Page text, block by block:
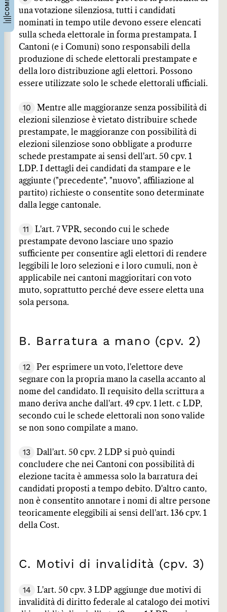
una votazione silenziosa, tutti i candidati
nominati in tempo utile devono essere elencati
sulla scheda elettorale in forma prestampata. I
Cantoni (e i Comuni) sono responsabili della
produzione di schede elettorali prestampate e
della loro distribuzione agli elettori. Possono
essere utilizzate solo le schede elettorali ufficiali.
10
Mentre alle maggioranze senza possibilità di
elezioni silenziose è vietato distribuire schede
prestampate, le maggioranze con possibilità di
elezioni silenziose sono obbligate a produrre
schede prestampate ai sensi dell'art. 50 cpv. 1
LDP. I dettagli dei candidati da stampare e le
aggiunte ("precedente", "nuovo", affiliazione al
partito) richieste o consentite sono determinate
dalla legge cantonale.
11
L'art. 7 VPR, secondo cui le schede
prestampate devono lasciare uno spazio
sufficiente per consentire agli elettori di rendere
leggibili le loro selezioni e i loro cumuli, non è
applicabile nei cantoni maggioritari con voto
muto, soprattutto perché deve essere eletta una
sola persona.
B. Barratura a mano (cpv. 2)
12
Per esprimere un voto, l'elettore deve
segnare con la propria mano la casella accanto al
nome del candidato. Il requisito della scrittura a
mano deriva anche dall'art. 49 cpv. 1 lett. c LDP,
secondo cui le schede elettorali non sono valide
se non sono compilate a mano.
13
Dall'art. 50 cpv. 2 LDP si può quindi
concludere che nei Cantoni con possibilità di
elezione tacita è ammessa solo la barratura dei
candidati proposti a tempo debito. D'altro canto,
non è consentito annotare i nomi di altre persone
teoricamente eleggibili ai sensi dell'art. 136 cpv. 1
della Cost.
C. Motivi di invalidità (cpv. 3)
14
L'art. 50 cpv. 3 LDP aggiunge due motivi di
invalidità di diritto federale al catalogo dei motivi